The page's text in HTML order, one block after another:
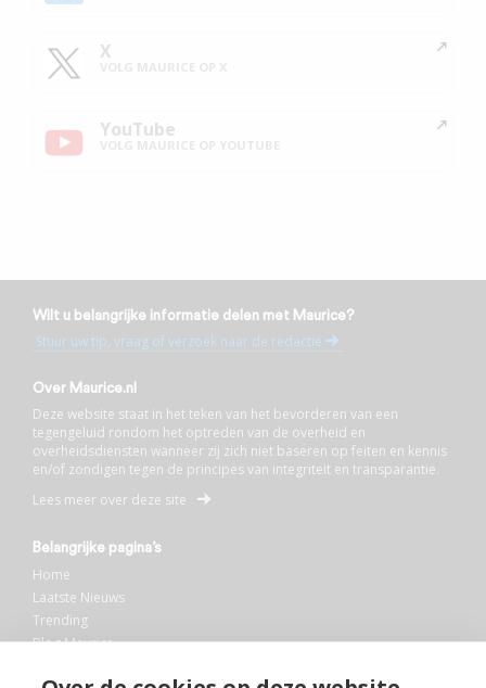
X
YouTube
Wilt u belangrijke informatie delen met Maurice?
Stuur uw tip, vraag of verzoek naar de redactie
Over Maurice.nl
Deze website staat in het teken van het bevorderen van een
tegengeluid rondom het optreden van de overheid en
overheidsdiensten wanneer zij zich niet baseren op feiten en kennis
en/of zondigen tegen de principes van integriteit en transparantie.
Lees meer over deze site
Belangrijke pagina’s
Home
Laatste Nieuws
Trending
Blog Maurice